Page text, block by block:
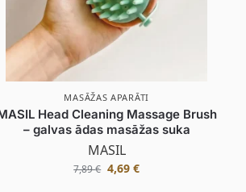
MASĀŽAS APARĀTI
Head Cleaning Massage Brush
– galvas ādas masāžas suka
MASIL
7,89€ 4,69€